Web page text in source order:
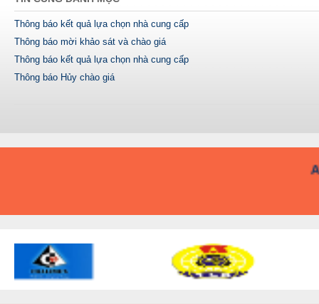
Thông báo kết quả lựa chọn nhà cung cấp
Thông báo mời khảo sát và chào giá
Thông báo kết quả lựa chọn nhà cung cấp
Thông báo Hủy chào giá